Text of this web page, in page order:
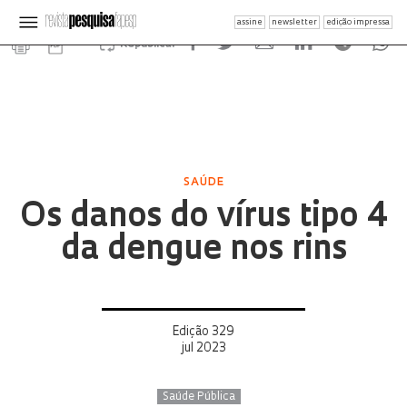
assine newsletter edição impressa
Republicar
SAÚDE
Os danos do vírus tipo 4
da dengue nos rins
Edição 329
jul 2023
Saúde Pública